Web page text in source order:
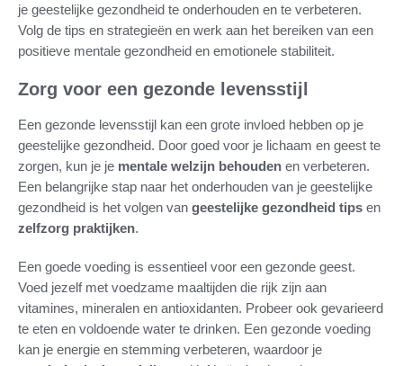
je geestelijke gezondheid te onderhouden en te verbeteren.
Volg de tips en strategieën en werk aan het bereiken van een
positieve mentale gezondheid en emotionele stabiliteit.
Zorg voor een gezonde levensstijl
Een gezonde levensstijl kan een grote invloed hebben op je
geestelijke gezondheid. Door goed voor je lichaam en geest te
zorgen, kun je je mentale welzijn behouden en verbeteren.
Een belangrijke stap naar het onderhouden van je geestelijke
gezondheid is het volgen van geestelijke gezondheid tips en
zelfzorg praktijken.
Een goede voeding is essentieel voor een gezonde geest.
Voed jezelf met voedzame maaltijden die rijk zijn aan
vitamines, mineralen en antioxidanten. Probeer ook gevarieerd
te eten en voldoende water te drinken. Een gezonde voeding
kan je energie en stemming verbeteren, waardoor je